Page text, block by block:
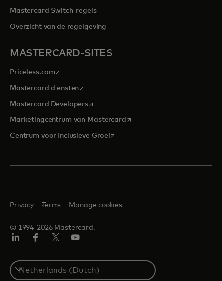
Mastercard Switch-regels
Overzicht van de regelgeving
MASTERCARD-SITES
Priceless.com opens in a new tab
Mastercard dienstenopens in a new tab
Mastercard Developersopens in a new tab
Marketingcentrum van Mastercardopens in a new tab
Centrum voor Inclusieve Groeiopens in a new tab
© 1994-2026 Mastercard.
Privacy Terms Manage cookies
Select
a